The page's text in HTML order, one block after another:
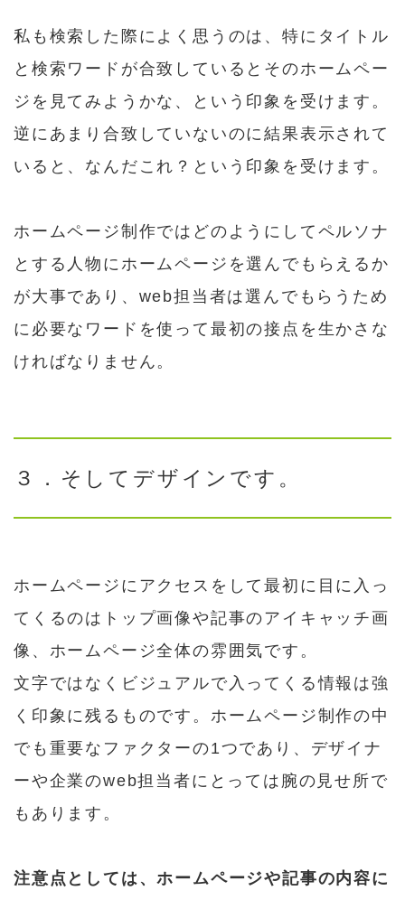
私も検索した際によく思うのは、特にタイトル
と検索ワードが合致しているとそのホームペー
ジを見てみようかな、という印象を受けます。
逆にあまり合致していないのに結果表示されて
いると、なんだこれ？という印象を受けます。
ホームページ制作ではどのようにしてペルソナ
とする人物にホームページを選んでもらえるか
が大事であり、web担当者は選んでもらうため
に必要なワードを使って最初の接点を生かさな
ければなりません。
３．そしてデザインです。
ホームページにアクセスをして最初に目に入っ
てくるのはトップ画像や記事のアイキャッチ画
像、ホームページ全体の雰囲気です。
文字ではなくビジュアルで入ってくる情報は強
く印象に残るものです。ホームページ制作の中
でも重要なファクターの1つであり、デザイナ
ーや企業のweb担当者にとっては腕の見せ所で
もあります。
注意点としては、ホームページや記事の内容に